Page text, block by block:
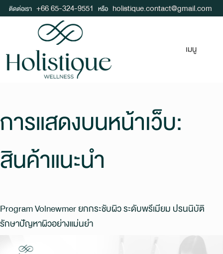
ติดต่อเรา +66 65-324-9551 หรือ holistique.contact@gmail.com
เมนู
การแสดงบนหน้าเว็บ:
สินค้าแนะนำ
Program Volnewmer ยกกระชับผิว ระดับพรีเมียม ปรนนิบัติ
รักษาปัญหาผิวอย่างแม่นยำ